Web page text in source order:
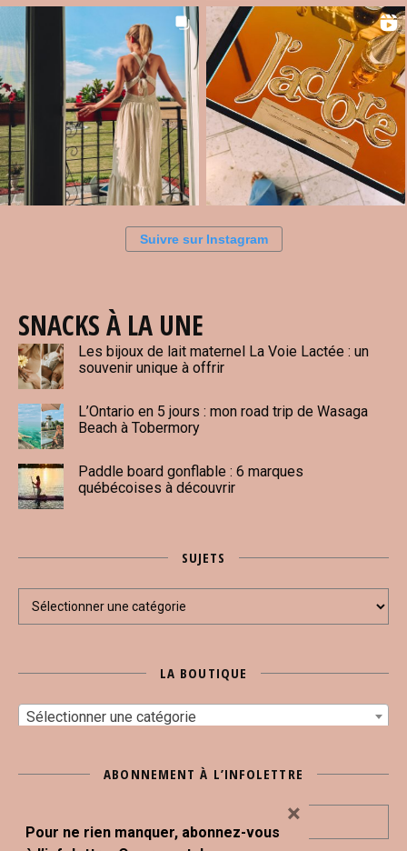
Suivre sur Instagram
SNACKS À LA UNE
Les bijoux de lait maternel La Voie Lactée : un
souvenir unique à offrir
L’Ontario en 5 jours : mon road trip de Wasaga
Beach à Tobermory
Paddle board gonflable : 6 marques
québécoises à découvrir
SUJETS
Sujets
LA BOUTIQUE
Sélectionner une catégorie
ABONNEMENT À L’INFOLETTRE
Pour ne rien manquer, abonnez-vous
×